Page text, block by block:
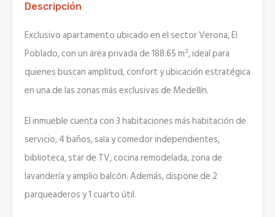
Descripción
Exclusivo apartamento ubicado en el sector Verona, El
Poblado, con un área privada de 188.65 m², ideal para
quienes buscan amplitud, confort y ubicación estratégica
en una de las zonas más exclusivas de Medellín.
El inmueble cuenta con 3 habitaciones más habitación de
servicio, 4 baños, sala y comedor independientes,
biblioteca, star de TV, cocina remodelada, zona de
lavandería y amplio balcón. Además, dispone de 2
parqueaderos y 1 cuarto útil.